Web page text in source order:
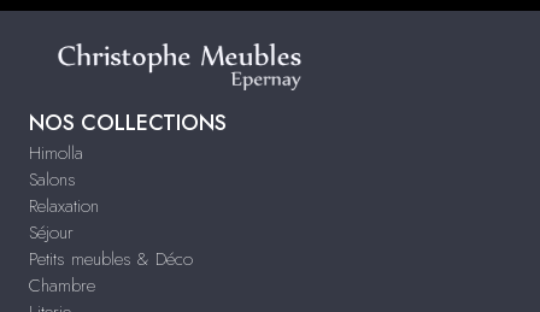
NOS COLLECTIONS
Himolla
Salons
Relaxation
Séjour
Petits meubles & Déco
Chambre